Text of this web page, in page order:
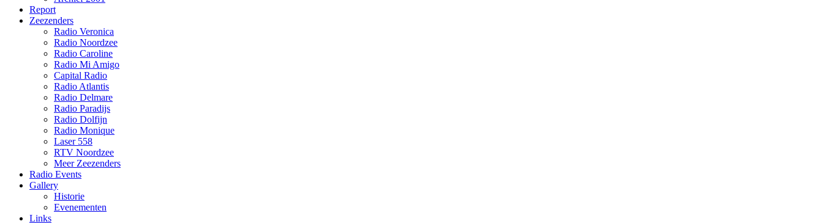
Report
Zeezenders
Radio Veronica
Radio Noordzee
Radio Caroline
Radio Mi Amigo
Capital Radio
Radio Atlantis
Radio Delmare
Radio Paradijs
Radio Dolfijn
Radio Monique
Laser 558
RTV Noordzee
Meer Zeezenders
Radio Events
Gallery
Historie
Evenementen
Links